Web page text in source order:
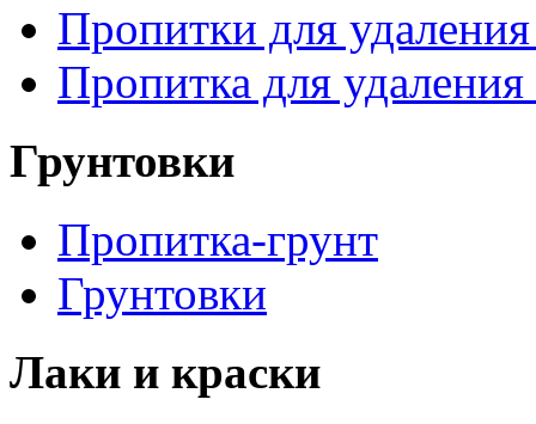
Пропитки для
Пропитка для
Грунтовки
Пропитка-грунт
Грунтовки
Лаки и краски